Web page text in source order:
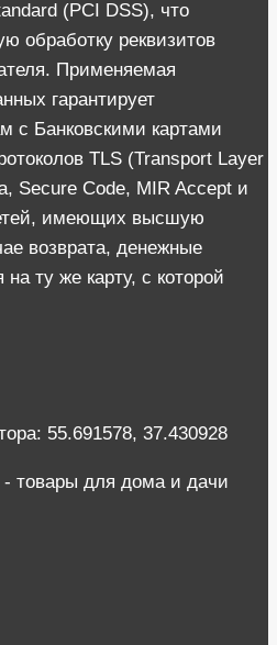
(PCI DSS), что
обработку реквизитов
Применяемая
гарантирует
с Банковскими картами
TLS (Transport Layer
Secure Code, MIR Accept и
имеющих высшую
возврата, денежные
ту же карту, с которой
55.691578, 37.430928
товары для дома и дачи